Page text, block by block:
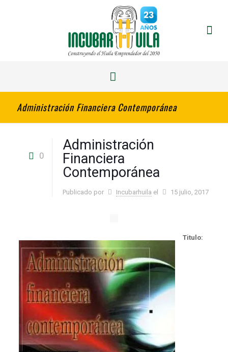
Administración Financiera Contemporánea
0
Administración
Financiera
Contemporánea
Publicado por Incubarhuila el 15 julio, 2017
Titulo: